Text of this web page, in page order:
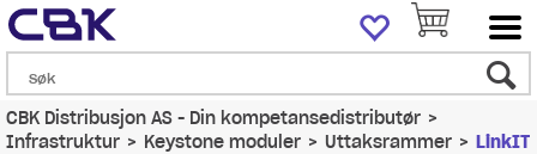
CBK Distribusjon AS - Din kompetansedistributør>
Infrastruktur>Keystone moduler>Uttaksrammer>LinkIT